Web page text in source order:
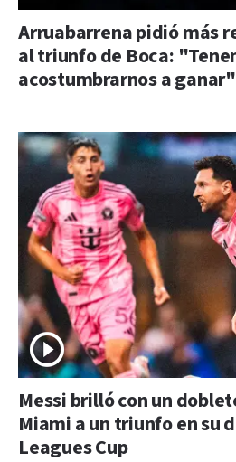
Arruabarrena pidió más
al triunfo de Boca:
acostumbrarnos a ganar"
Messi brilló con un
Miami a un triunfo en su
Leagues Cup